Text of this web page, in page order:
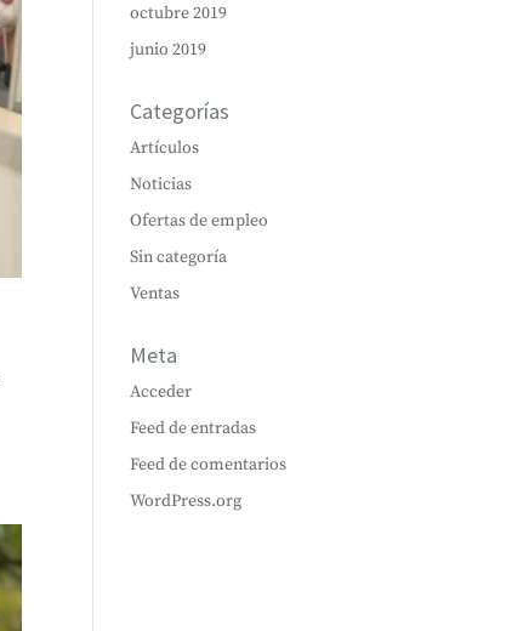
octubre 2019
junio 2019
Categorías
Artículos
Noticias
Ofertas de empleo
Sin categoría
Ventas
Meta
Acceder
Feed de entradas
Feed de comentarios
WordPress.org